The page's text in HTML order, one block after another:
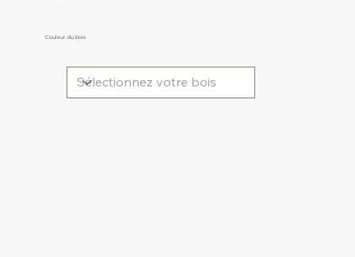
Couleur du bois